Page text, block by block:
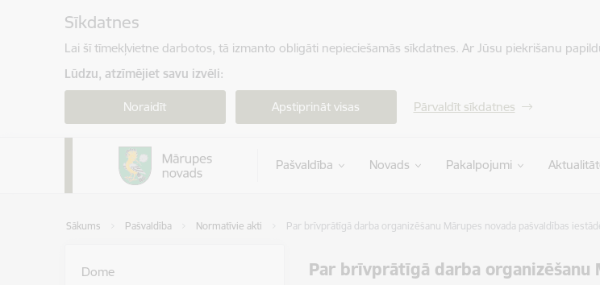
Sīkdatnes
Lai šī tīmekļvietne darbotos, tā izmanto obligāti nepieciešamās sīkdatnes. Ar Jūsu piekrišanu
Lūdzu, atzīmējiet savu izvēli:
Noraidīt Apstiprināt visas Pārvaldīt sīkdatnes
Pašvaldība Novads Pakalpojumi
Sākums Pašvaldība Normatīvie akti Par brīvprātīgā darba organizēšanu Mārupes novada pašvaldības
Par brīvprātīgā darba organizēšanu
Dome